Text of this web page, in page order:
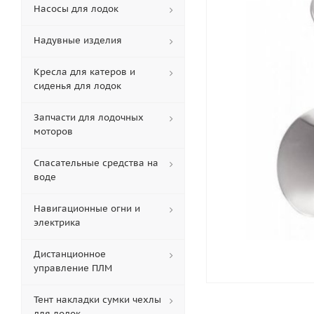
Насосы для лодок
Надувные изделия
Кресла для катеров и
сиденья для лодок
Запчасти для лодочных
моторов
Спасательные средства на
воде
Навигационные огни и
электрика
Дистанционное
управление ПЛМ
Тент накладки сумки чехлы